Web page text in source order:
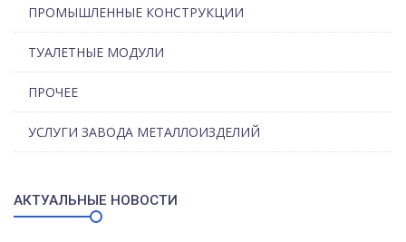
ПРОМЫШЛЕННЫЕ КОНСТРУКЦИИ
ТУАЛЕТНЫЕ МОДУЛИ
ПРОЧЕЕ
УСЛУГИ ЗАВОДА МЕТАЛЛОИЗДЕЛИЙ
АКТУАЛЬНЫЕ НОВОСТИ